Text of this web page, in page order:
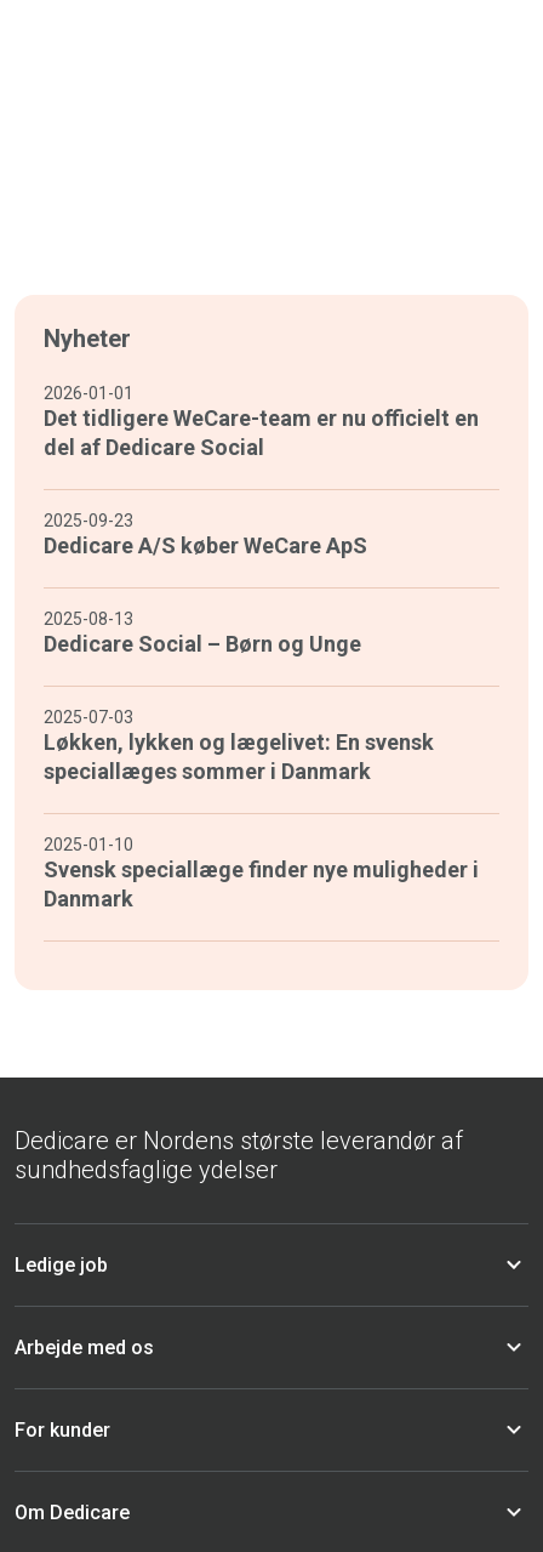
Nyheter
2026-01-01
Det tidligere WeCare-team er nu officielt en
del af Dedicare Social
2025-09-23
Dedicare A/S køber WeCare ApS
2025-08-13
Dedicare Social – Børn og Unge
2025-07-03
Løkken, lykken og lægelivet: En svensk
speciallæges sommer i Danmark
2025-01-10
Svensk speciallæge finder nye muligheder i
Danmark
Dedicare er Nordens største leverandør af
sundhedsfaglige ydelser
Ledige job
Arbejde med os
For kunder
Om Dedicare